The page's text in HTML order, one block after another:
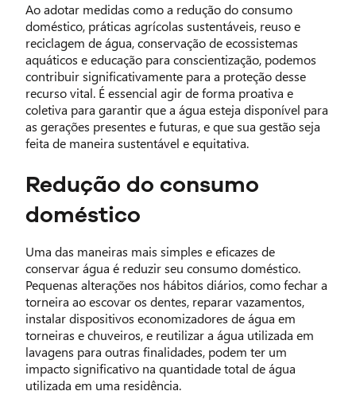
Ao adotar medidas como a redução do consumo
doméstico, práticas agrícolas sustentáveis, reuso e
reciclagem de água, conservação de ecossistemas
aquáticos e educação para conscientização, podemos
contribuir significativamente para a proteção desse
recurso vital. É essencial agir de forma proativa e
coletiva para garantir que a água esteja disponível para
as gerações presentes e futuras, e que sua gestão seja
feita de maneira sustentável e equitativa.
Redução do consumo
doméstico
Uma das maneiras mais simples e eficazes de
conservar água é reduzir seu consumo doméstico.
Pequenas alterações nos hábitos diários, como fechar a
torneira ao escovar os dentes, reparar vazamentos,
instalar dispositivos economizadores de água em
torneiras e chuveiros, e reutilizar a água utilizada em
lavagens para outras finalidades, podem ter um
impacto significativo na quantidade total de água
utilizada em uma residência.